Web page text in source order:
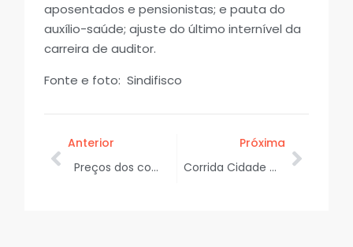
aposentados e pensionistas; e pauta do
auxílio-saúde; ajuste do último internível da
carreira de auditor.
Fonte e foto: Sindifisco
Anterior
Preços dos combustíveis: Governo do Brasil institui plantão para apoiar ações de Procons de todo país
Próxima
Corrida Cidade de Aracaju: especialistas em provas de pista vão participar da prova neste sábado